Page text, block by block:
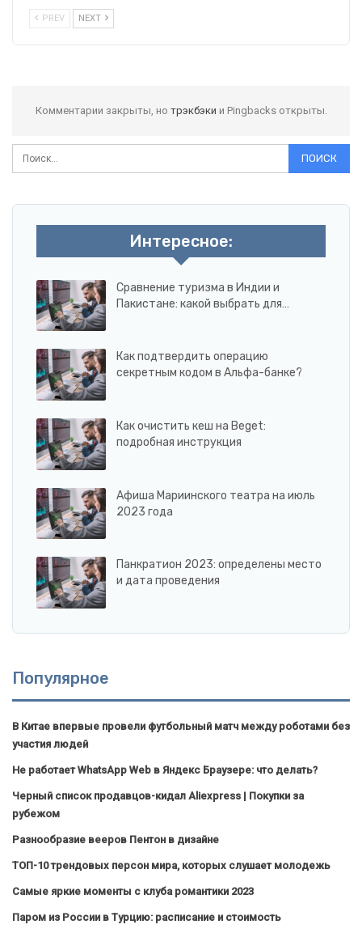
PREV NEXT
Комментарии закрыты, но трэкбэки и Pingbacks открыты.
Интересное:
Сравнение туризма в Индии и
Пакистане: какой выбрать для…
Как подтвердить операцию
секретным кодом в Альфа-банке?
Как очистить кеш на Beget:
подробная инструкция
Афиша Мариинского театра на июль
2023 года
Панкратион 2023: определены место
и дата проведения
Популярное
В Китае впервые провели футбольный матч между роботами без
участия людей
Не работает WhatsApp Web в Яндекс Браузере: что делать?
Черный список продавцов-кидал Aliexpress | Покупки за
рубежом
Разнообразие вееров Пентон в дизайне
ТОП-10 трендовых персон мира, которых слушает молодежь
Самые яркие моменты с клуба романтики 2023
Паром из России в Турцию: расписание и стоимость